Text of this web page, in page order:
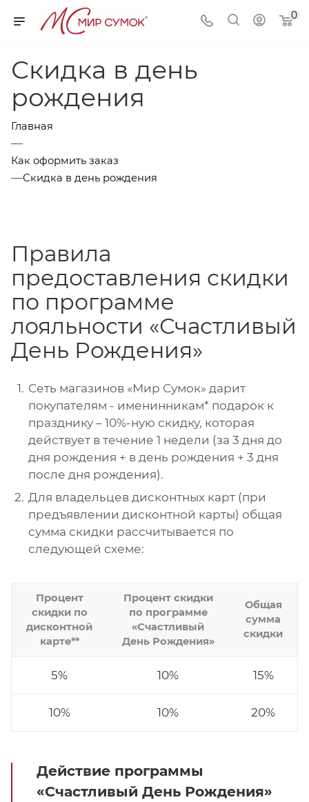
0
Скидка в день
рождения
Главная
—
Как оформить заказ
—Скидка в день рождения
Правила
предоставления скидки
по программе
лояльности «Счастливый
День Рождения»
Сеть магазинов «Мир Сумок» дарит
покупателям - именинникам* подарок к
празднику – 10%-ную скидку, которая
действует в течение 1 недели (за 3 дня до
дня рождения + в день рождения + 3 дня
после дня рождения).
Для владельцев дисконтных карт (при
предъявлении дисконтной карты) общая
сумма скидки рассчитывается по
следующей схеме:
Процент
скидки по
дисконтной
карте**
Процент скидки
по программе
«Счастливый
День Рождения»
Общая
сумма
скидки
5% 10% 15%
10% 10% 20%
Действие программы
«Счастливый День Рождения»